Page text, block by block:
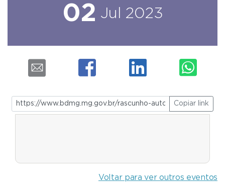
02 Jul 2023
Copiar link
Voltar para ver outros eventos